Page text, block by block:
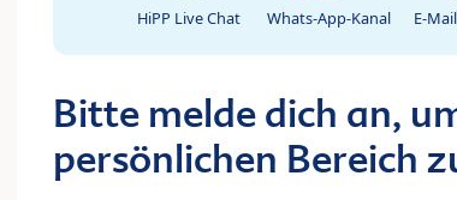
HiPP Live Chat Whats-App-Kanal E-
Bitte melde dich an,
persönlichen Bereich